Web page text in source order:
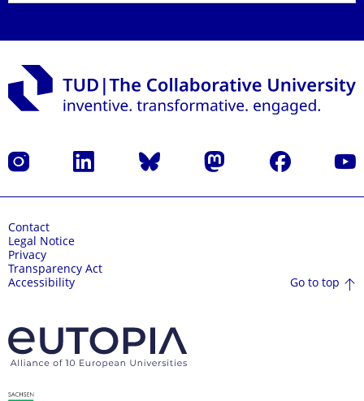
Instagram LinkedIn Bluesky Mastodon Facebook
Contact
Legal Notice
Privacy
Transparency Act
Accessibility
Go to top